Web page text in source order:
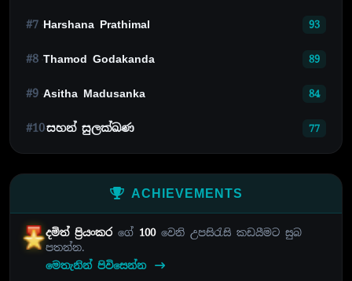
#7 Harshana Prathimal 93
#8 Thamod Godakanda 89
#9 Asitha Madusanka 84
#10සහන් සුලක්ඛණ 77
ACHIEVEMENTS
දමිත් ප්‍රියංකරගේ 100වෙනි උපසිරැසි කඩයීමට සුබ
පතන්න.
මෙතැනින් පිවිසෙන්න